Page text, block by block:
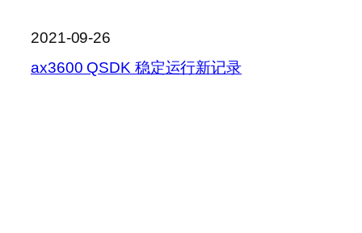
2021-09-26
ax3600 QSDK 稳定运行新记录